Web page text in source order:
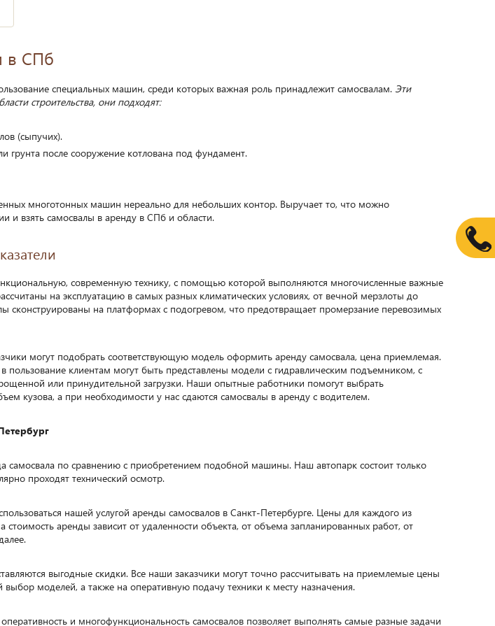
Колесный экскаватор Фронтальный погрузчик
в СПб
специальных машин, среди которых важная роль принадлежит самосвалам. Эти
строительства, они подходят:
(сыпучих).
грунта после сооружение котлована под фундамент.
многотонных машин нереально для небольших контор. Выручает то, что можно
и взять самосвалы в аренду в СПб и области.
современную технику, с помощью которой выполняются многочисленные важные
на эксплуатацию в самых разных климатических условиях, от вечной мерзлоты до
сконструированы на платформах с подогревом, что предотвращает промерзание перевозимых
могут подобрать соответствующую модель оформить аренду самосвала, цена приемлемая.
пользование клиентам могут быть представлены модели с гидравлическим подъемником, с
или принудительной загрузки. Наши опытные работники помогут выбрать
кузова, а при необходимости у нас сдаются самосвалы в аренду с водителем.
самосвала по сравнению с приобретением подобной машины. Наш автопарк состоит только
проходят технический осмотр.
нашей услугой аренды самосвалов в Санкт-Петербурге. Цены для каждого из
стоимость аренды зависит от удаленности объекта, от объема запланированных работ, от
выгодные скидки. Все наши заказчики могут точно рассчитывать на приемлемые цены
моделей, а также на оперативную подачу техники к месту назначения.
и многофункциональность самосвалов позволяет выполнять самые разные задачи